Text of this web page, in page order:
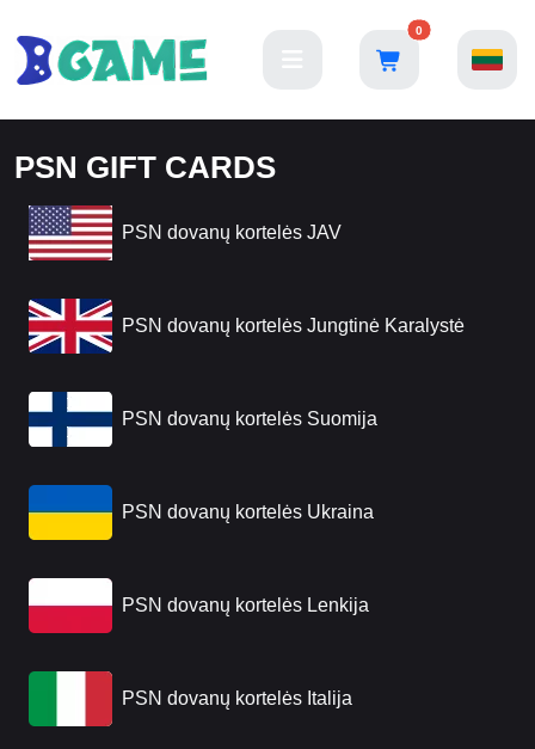
0
PSN GIFT CARDS
PSN dovanų kortelės JAV
PSN dovanų kortelės Jungtinė Karalystė
PSN dovanų kortelės Suomija
PSN dovanų kortelės Ukraina
PSN dovanų kortelės Lenkija
PSN dovanų kortelės Italija